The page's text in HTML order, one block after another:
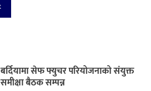
बर्दियामा सेफ फ्युचर परियोजनाको संयुक्त
समीक्षा बैठक सम्पन्न